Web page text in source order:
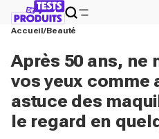
Accueil Beauté
Après 50 ans, ne
vos yeux comme
astuce des
le regard en